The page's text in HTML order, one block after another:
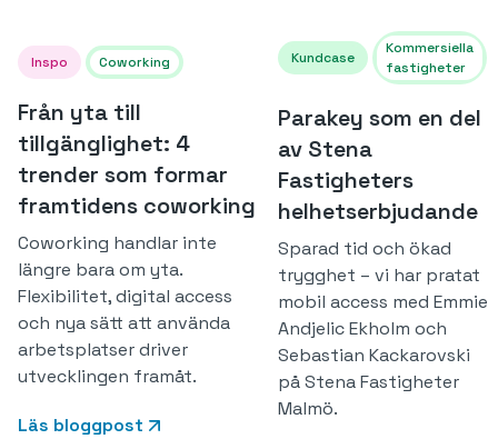
Inspo Coworking
Från yta till
tillgänglighet: 4
trender som formar
framtidens coworking
Coworking handlar inte
längre bara om yta.
Flexibilitet, digital access
och nya sätt att använda
arbetsplatser driver
utvecklingen framåt.
Läs bloggpost
Kundcase
Kommersiella
fastigheter
Parakey som en del
av Stena
Fastigheters
helhetserbjudande
Sparad tid och ökad
trygghet – vi har pratat
mobil access med Emmie
Andjelic Ekholm och
Sebastian Kackarovski
på Stena Fastigheter
Malmö.